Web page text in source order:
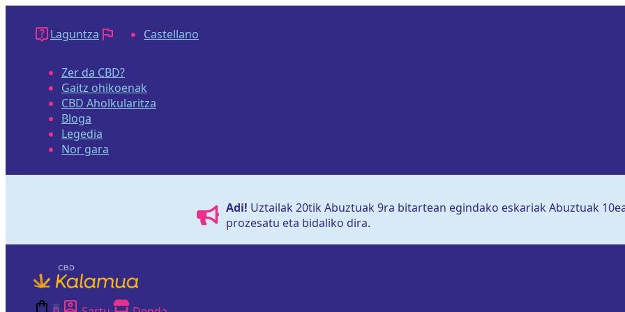
Laguntza Castellano
Zer da CBD?
Gaitz ohikoenak
CBD Aholkularitza
Bloga
Legedia
Nor gara
Adi! Uztailak 20tik Abuztuak 9ra bitartean egindako eskariak Abuztuak
prozesatu eta bidaliko dira.